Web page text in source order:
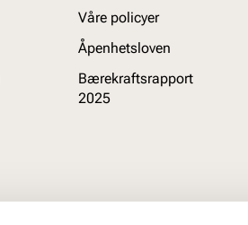
Våre policyer
Åpenhetsloven
Bærekraftsrapport
2025